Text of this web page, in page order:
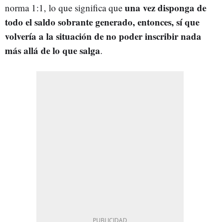
norma 1:1, lo que significa que una vez disponga de
todo el saldo sobrante generado, entonces, sí que
volvería a la situación de no poder inscribir nada
más allá de lo que salga.